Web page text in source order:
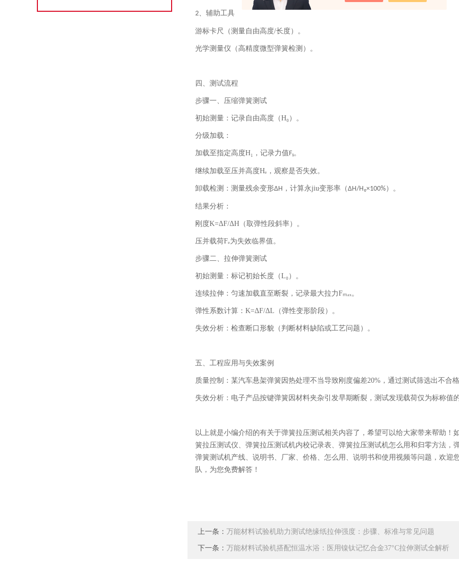
2、 辅助工具
游标卡尺（测量自由高度/长度）。
光学测量仪（高精度微型弹簧检测）。
四、测试流程
步骤一、 压缩弹簧测试
初始测量：记录自由高度（H₀）。
分级加载：
加载至指定高度H₁ ，记录力值F₁。
继续加载至压并高度Hₑ ，观察是否失效。
卸载检测：测量残余变形ΔH ，计算永jiu变形率（ΔH/H₀×100%）。
结果分析：
刚度K=ΔF/ΔH （取弹性段斜率）。
压并载荷Fₑ为失效临界值。
步骤二、 拉伸弹簧测试
初始测量：标记初始长度（L₀）。
连续拉伸：匀速加载直至断裂，记录最大拉力Fₘₐₓ。
弹性系数计算： K=ΔF/ΔL （弹性变形阶段）。
失效分析：检查断口形貌（判断材料缺陷或工艺问题）。
五、工程应用与失效案例
质量控制：某汽车悬架弹簧因热处理不当导致刚度偏差20% ，通过测试筛选出不合
失效分析：电子产品按键弹簧因材料夹杂引发早期断裂，测试发现载荷仅为标称值
以上就是小编介绍的有关于弹簧拉压测试相关内容了，希望可以给大家带来帮助
簧拉压测试仪、弹簧拉压测试机内校记录表、弹簧拉压测试机怎么用和归零方法
弹簧测试机产线、说明书、厂家、价格、怎么用、说明书和使用视频等问题，欢迎
队，为您免费解答！
上一条： 万能材料试验机助力测试绝缘纸拉伸强度：步骤、标准与常见问题
下一条： 万能材料试验机搭配恒温水浴：医用镍钛记忆合金37°C拉伸测试全解析